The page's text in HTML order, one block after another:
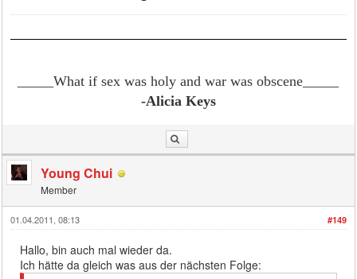
_____What if sex was holy and war was obscene
-Alicia Keys
Young Chui
Member
#149
01.04.2011, 08:13
Hallo, bin auch mal wieder da.
Ich hätte da gleich was aus der nächsten Folge: